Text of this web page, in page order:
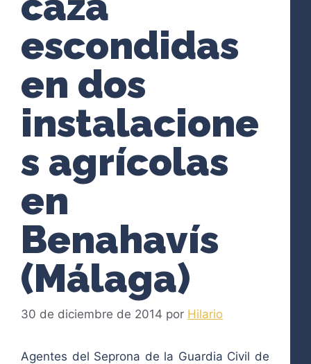
escondidas
en dos
instalacione
s agrícolas
en
Benahavís
(Málaga)
30 de diciembre de 2014 por Hilario
Agentes del Seprona de la Guardia Civil de